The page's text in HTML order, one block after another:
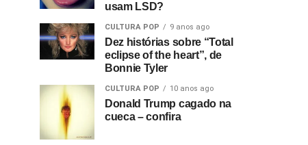
usam LSD?
CULTURA POP 9 anos ago
Dez histórias sobre “Total
eclipse of the heart”, de
Bonnie Tyler
CULTURA POP 10 anos ago
Donald Trump cagado na
cueca – confira